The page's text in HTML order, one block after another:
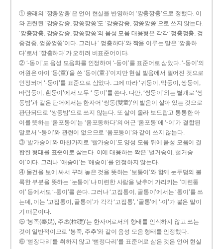
① 종래의 ‘깡총깡총’은 언어 현실을 반영하여 ‘깡충깡충’으로 정했다. 이
와 관련된 ‘강중강중, 깡쭝깡쭝’도 ‘강종강종, 깡쫑깡쫑’으로 쓰지 않는다.
‘깡충깡충, 강중강중, 깡쭝깡쭝’의 음성 모음 대응형은 각각 ‘껑충껑충, 겅
중겅중, 껑쭝껑쭝’이다. 그러나 ‘ 껑충하다’와 짝을 이루는 말은 ‘깡총하
다’로서 ‘깡충하다’가 오히려 비표준어이다.
② ‘-동이’도 음성 모음화를 인정하여 ‘-둥이’를 표준어로 삼았다. ‘-둥이’의
어원은 아이 ‘동(童)’을 쓴 ‘동이(童-)’이지만 현실 발음에서 멀어진 것으로
인정되어 ‘-둥이’를 표준으로 삼았다. 그에 따라 ‘귀둥이, 막둥이, 쌍둥이,
바람둥이, 흰둥이’에서 모두 ‘-둥이’를 쓴다. 다만, ‘쌍둥이’와는 별개로 ‘쌍
동밤’과 같은 단어에서는 한자어 ‘쌍동(雙童)’의 발음이 살아 있는 것으로
판단되므로 ‘쌍둥밤’으로 쓰지 않는다. 또 살이 올라 보드랍고 통통한 아
이를 뜻하는 ‘옴포동이’는 ‘옴포동하다’의 어근 ‘옴포동’에 ‘-이’가 결합된
말로서 ‘-둥이’와 관련이 없으므로 ‘옴포둥이’와 같이 쓰지 않는다.
③ ‘발가숭이’와 마찬가지로 ‘빨가숭이’도 양성 모음 뒤에 음성 모음이 결
합한 형태를 표준어로 삼는다. 이에 대응하는 짝은 ‘벌거숭이, 뻘거숭
이’이다. 그러나 ‘애송이’는 ‘애숭이’를 인정하지 않는다.
④ 물건을 보에 싸서 꾸려 놓은 것을 뜻하는 ‘보퉁이’와 함께 눈두덩의 불
룩한 부분을 뜻하는 ‘눈퉁이’나 미련한 사람을 낮추어 가리키는 ‘미련퉁
이’ 등에서도 ‘-퉁이’를 쓴다. 그러나 ‘고집통이, 골통이’에서는 ‘통이’를 쓰
는데, 이는 ‘고집통이, 골통이’가 각각 ‘고집통’, ‘골통’에 ‘-이’가 붙은 말이
기 때문이다.
⑤ ‘봉족(奉足), 주초(柱礎)’는 한자어로서의 형태를 인식하지 않고 쓰는
것이 일반적이므로 ‘봉죽, 주추’와 같이 음성 모음 형태를 인정했다.
⑥ ‘뻗장다리’를 취하지 않고 ‘뻗정다리’를 표준어로 삼은 것은 언어 현실